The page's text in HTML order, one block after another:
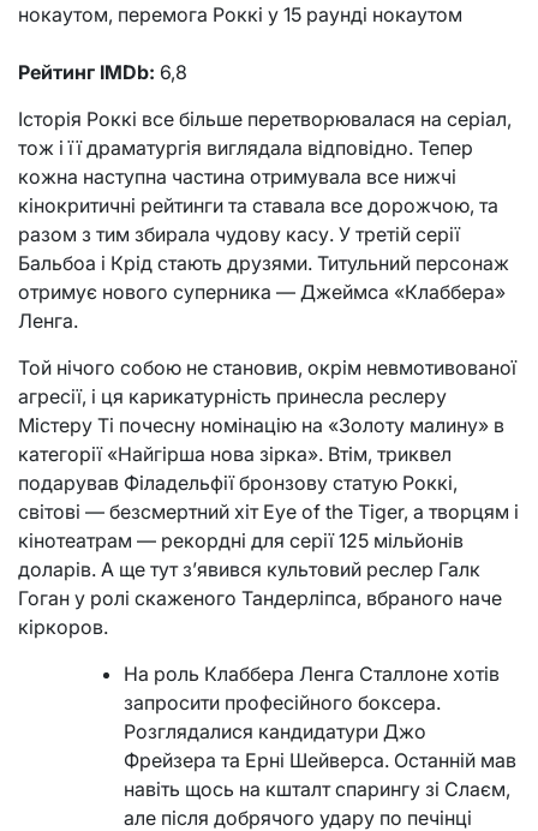
нокаутом, перемога Роккі у 15 раунді нокаутом
Рейтинг IMDb: 6,8
Історія Роккі все більше перетворювалася на серіал,
тож і її драматургія виглядала відповідно. Тепер
кожна наступна частина отримувала все нижчі
кінокритичні рейтинги та ставала все дорожчою, та
разом з тим збирала чудову касу. У третій серії
Бальбоа і Крід стають друзями. Титульний персонаж
отримує нового суперника — Джеймса «Клаббера»
Ленга.
Той нічого собою не становив, окрім невмотивованої
агресії, і ця карикатурність принесла реслеру
Містеру Ті почесну номінацію на «Золоту малину» в
категорії «Найгірша нова зірка». Втім, триквел
подарував Філадельфії бронзову статую Роккі,
світові — безсмертний хіт Eye of the Tiger, а творцям і
кінотеатрам — рекордні для серії 125 мільйонів
доларів. А ще тут з’явився культовий реслер Галк
Гоган у ролі скаженого Тандерліпса, вбраного наче
кіркоров.
На роль Клаббера Ленга Сталлоне хотів
запросити професійного боксера.
Розглядалися кандидатури Джо
Фрейзера та Ерні Шейверса. Останній мав
навіть щось на кшталт спарингу зі Слаєм,
але після добрячого удару по печінці